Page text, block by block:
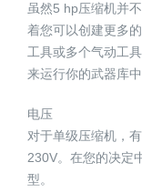
虽然5 hp压缩机并
着您可以创建更多
工具或多个气动工
来运行你的武器库中
电压
对于单级压缩机，
230V。在您的决定
型。